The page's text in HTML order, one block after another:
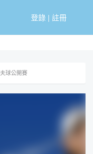
登錄| 註冊
球公開賽